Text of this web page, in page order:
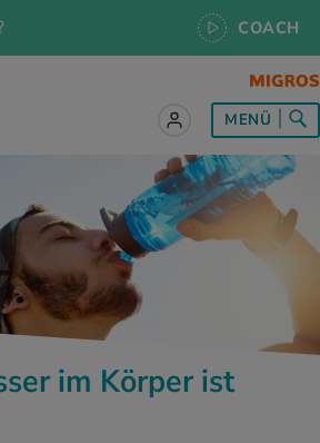
COACH
MENÜ
im Körper ist